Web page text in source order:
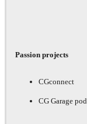
Passion projects
CGconnect
CG Garage